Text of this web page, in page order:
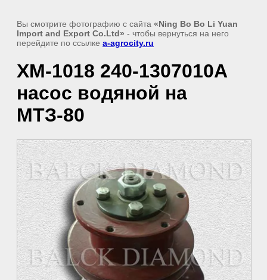
Вы смотрите фотографию с сайта «Ning Bo Bo Li Yuan
Import and Export Co.Ltd» - чтобы вернуться на него
перейдите по ссылке a-agrocity.ru
XM-1018 240-1307010А
насос водяной на
МТЗ-80